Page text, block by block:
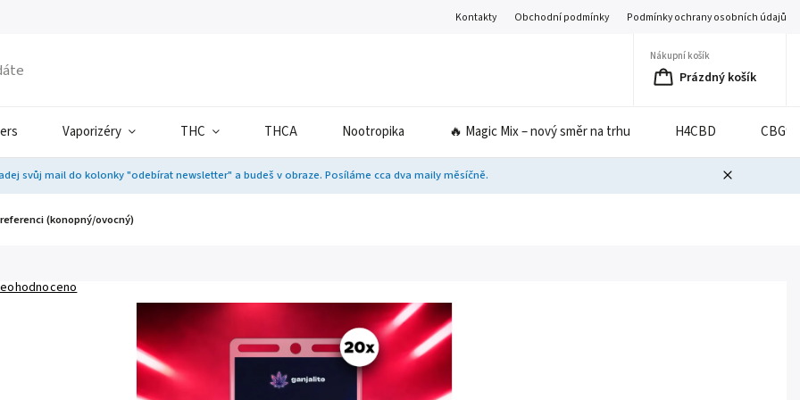
Kontakty Obchodní podmínky Podmínky ochrany osobních údajů
Nákupní košík
Prázdný košík
Vaporizéry THC THCA Nootropika 🔥 Magic Mix – nový směr na trhu H4CBD CBG9
svůj mail do kolonky "odebírat newsletter" a budeš v obraze. Posíláme cca dva maily měsíčně.
(konopný/ovocný)